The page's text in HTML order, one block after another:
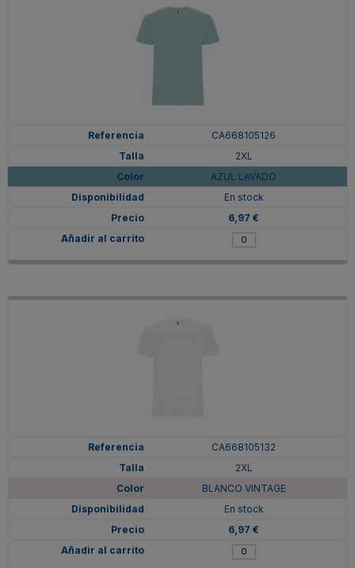
CA668105126
2XL
AZUL LAVADO
En stock
6,97 €
CA668105132
2XL
BLANCO VINTAGE
En stock
6,97 €